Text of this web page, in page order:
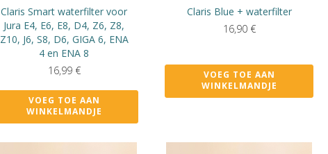
Claris Smart waterfilter voor
Jura E4, E6, E8, D4, Z6, Z8,
Z10, J6, S8, D6, GIGA 6, ENA
4 en ENA 8
16,99 €
VOEG TOE AAN
WINKELMANDJE
Claris Blue + waterfilter
16,90 €
VOEG TOE AAN
WINKELMANDJE